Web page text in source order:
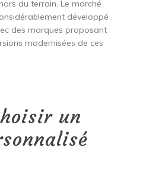
du terrain. Le marché
développé
des marques proposant
modernisées de ces
un